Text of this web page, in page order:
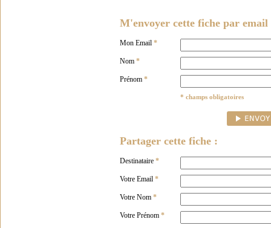
M'envoyer cette fiche par email
Mon Email *
Nom *
Prénom *
* champs obligatoires
Partager cette fiche :
Destinataire *
Votre Email *
Votre Nom *
Votre Prénom *